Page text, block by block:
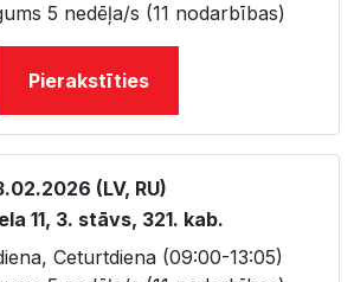
5 nedēļa/s (11 nodarbības)
Pierakstīties
(LV, RU)
11, 3. stāvs, 321. kab.
Ceturtdiena (09:00-13:05)